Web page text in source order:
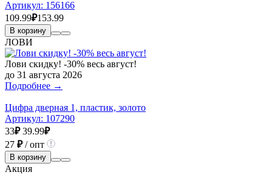
Артикул: 156166
109.99₽153.99
В корзину
ЛОВИ
Лови скидку! -30% весь август!
до 31 августа 2026
Подробнее →
Цифра дверная 1, пластик, золото
Артикул: 107290
33₽ 39.99₽
27 ₽/ опт
В корзину
Акция